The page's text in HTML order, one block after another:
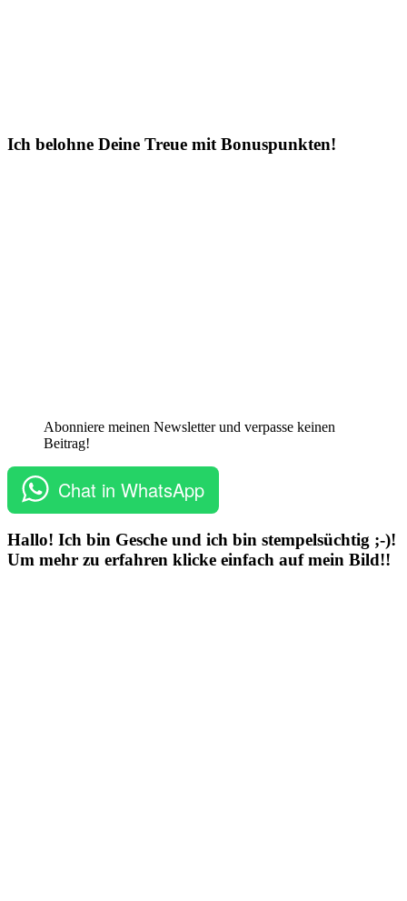
Ich belohne Deine Treue mit Bonuspunkten!
Abonniere meinen Newsletter und verpasse keinen
Beitrag!
Chat in WhatsApp
Hallo! Ich bin Gesche und ich bin stempelsüchtig ;-)!
Um mehr zu erfahren klicke einfach auf mein Bild!!